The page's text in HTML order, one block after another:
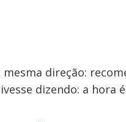
direção:
dizendo: a hora